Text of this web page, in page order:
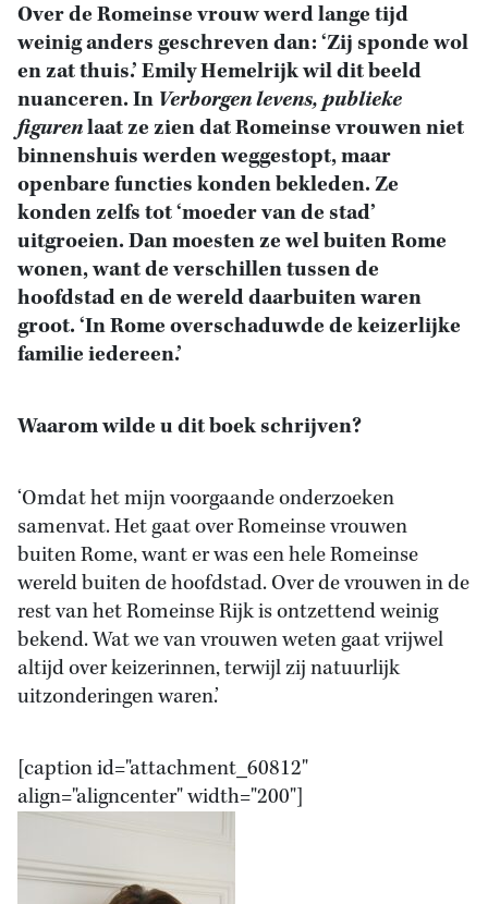
Over de Romeinse vrouw werd lange tijd
weinig anders geschreven dan: ‘Zij sponde wol
en zat thuis.’ Emily Hemelrijk wil dit beeld
nuanceren. In Verborgen levens, publieke
figurenlaat ze zien dat Romeinse vrouwen niet
binnenshuis werden weggestopt, maar
openbare functies konden bekleden. Ze
konden zelfs tot ‘moeder van de stad’
uitgroeien. Dan moesten ze wel buiten Rome
wonen, want de verschillen tussen de
hoofdstad en de wereld daarbuiten waren
groot. ‘In Rome overschaduwde de keizerlijke
familie iedereen.’
Waarom wilde u dit boek schrijven?
‘Omdat het mijn voorgaande onderzoeken
samenvat. Het gaat over Romeinse vrouwen
buiten Rome, want er was een hele Romeinse
wereld buiten de hoofdstad. Over de vrouwen in de
rest van het Romeinse Rijk is ontzettend weinig
bekend. Wat we van vrouwen weten gaat vrijwel
altijd over keizerinnen, terwijl zij natuurlijk
uitzonderingen waren.’
[caption id="attachment_60812"
align="aligncenter" width="200"]